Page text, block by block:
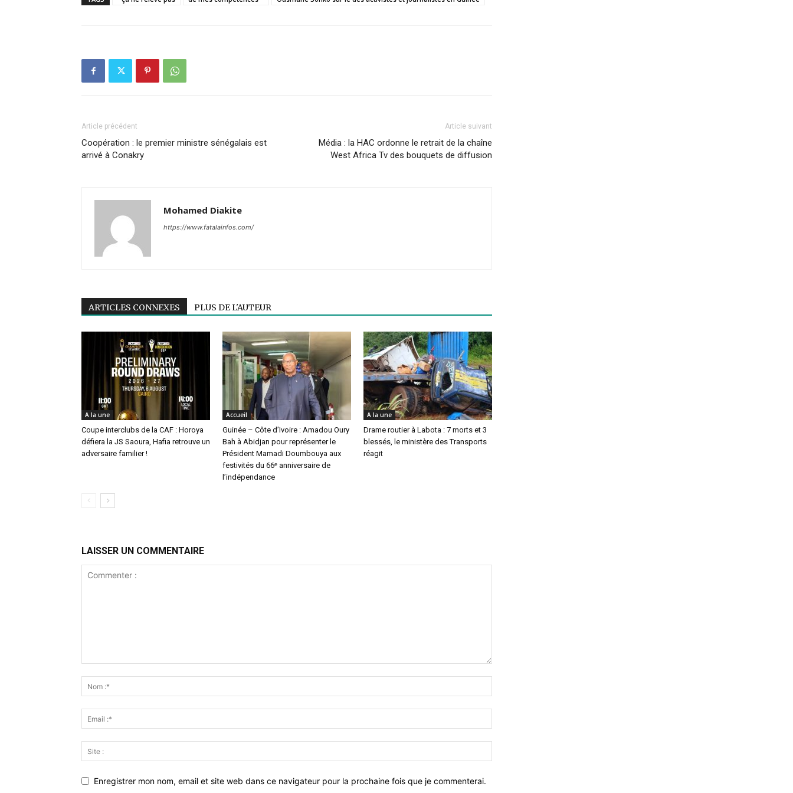
Article précédent
Coopération : le premier ministre sénégalais est
arrivé à Conakry
Article suivant
Média : la HAC ordonne le retrait de la chaîne
West Africa Tv des bouquets de diffusion
Mohamed Diakite
https://www.fatalainfos.com/
ARTICLES CONNEXES PLUS DE L'AUTEUR
A la une
Coupe interclubs de la CAF : Horoya
défiera la JS Saoura, Hafia retrouve un
adversaire familier !
Accueil
Guinée – Côte d’Ivoire : Amadou Oury
Bah à Abidjan pour représenter le
Président Mamadi Doumbouya aux
festivités du 66ᵉ anniversaire de
l’indépendance
A la une
Drame routier à Labota : 7 morts et 3
blessés, le ministère des Transports
réagit
LAISSER UN COMMENTAIRE
Enregistrer mon nom, email et site web dans ce navigateur pour la prochaine fois que je commenterai.